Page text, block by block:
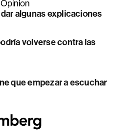
algunas explicaciones
volverse contra las
que empezar a escuchar